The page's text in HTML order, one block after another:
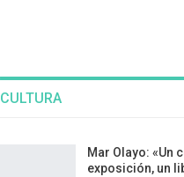
CULTURA
Mar Olayo: «Un
exposición, un